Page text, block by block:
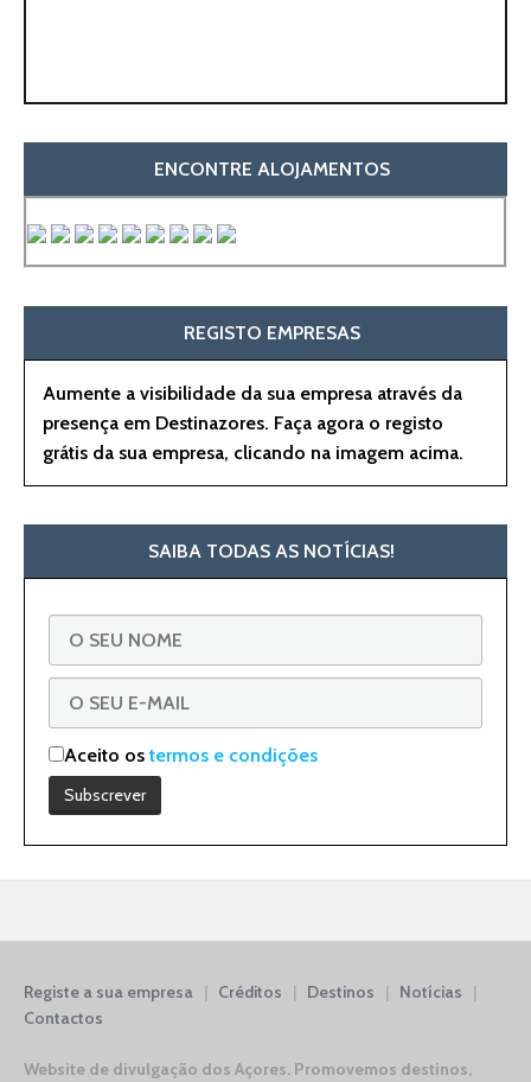
ENCONTRE ALOJAMENTOS
REGISTO EMPRESAS
Aumente a visibilidade da sua empresa através da
presença em Destinazores. Faça agora o registo
grátis da sua empresa, clicando na imagem acima.
SAIBA TODAS AS NOTÍCIAS!
Aceito ostermos e condições
Registe a sua empresa | Créditos | Destinos | Notícias |
Contactos
Website de divulgação dos Açores. Promovemos destinos,